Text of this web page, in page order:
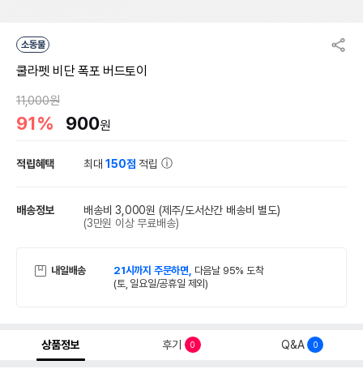
소동물
쿨라펫 비단 폭포 버드토이
11,000원
91% 900원
적립혜택 최대150점 적립
배송정보 배송비 3,000원 (제주/도서산간 배송비 별도)
(3만원 이상 무료배송)
내일배송 21시까지 주문하면, 다음날 95% 도착
(토, 일요일/공휴일 제외)
상품정보 후기 0 Q&A 0